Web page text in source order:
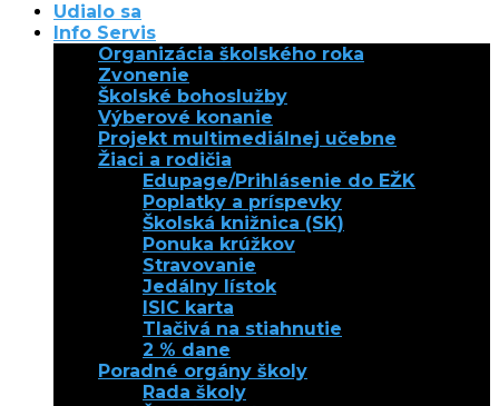
Udialo sa
Info Servis
Organizácia školského roka
Zvonenie
Školské bohoslužby
Výberové konanie
Projekt multimediálnej učebne
Žiaci a rodičia
Edupage/Prihlásenie do EŽK
Poplatky a príspevky
Školská knižnica (SK)
Ponuka krúžkov
Stravovanie
Jedálny lístok
ISIC karta
Tlačivá na stiahnutie
2 % dane
Poradné orgány školy
Rada školy